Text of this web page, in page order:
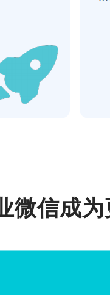
微信成